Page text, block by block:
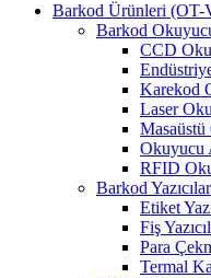
Barkod Ürünleri (OT-
Barkod
CCD
Karekod
Laser
Okuyucu
RFID
Barkod Yazıcılar
Etiket
Fiş
Para
Termal